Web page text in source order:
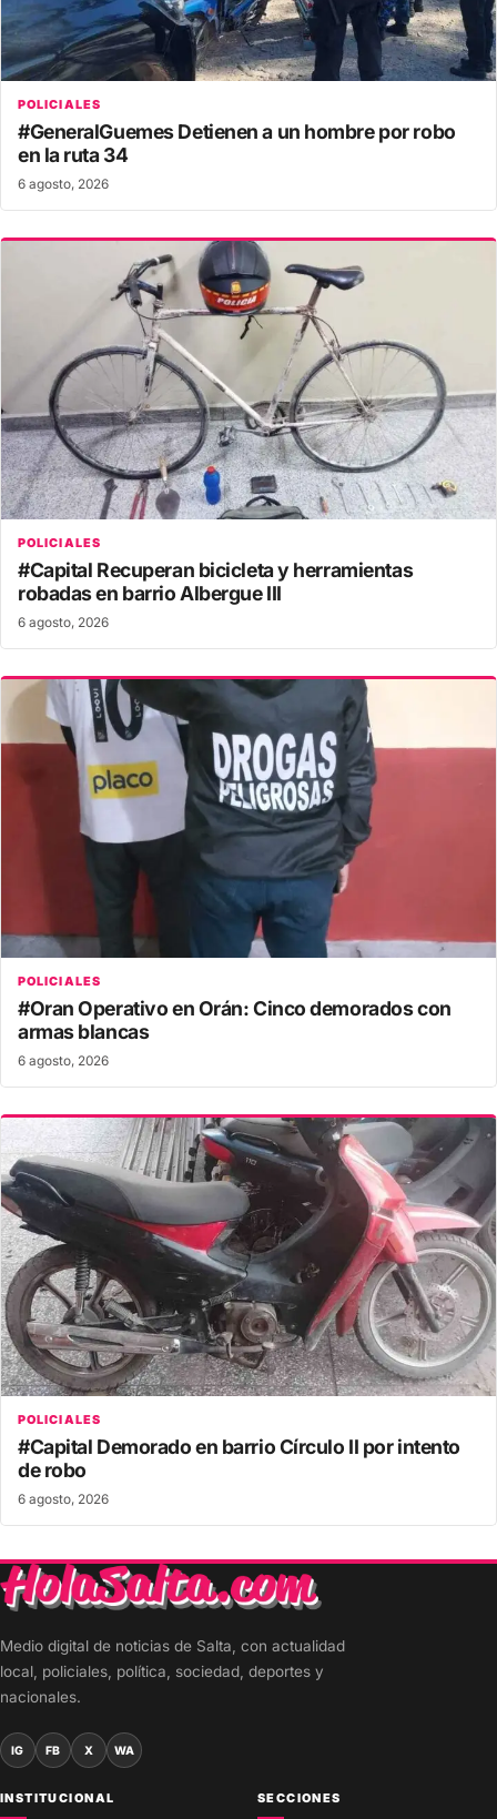
POLICIALES
#GeneralGuemes Detienen a un hombre por robo
en la ruta 34
6 agosto, 2026
POLICIALES
#Capital Recuperan bicicleta y herramientas
robadas en barrio Albergue III
6 agosto, 2026
POLICIALES
#Oran Operativo en Orán: Cinco demorados con
armas blancas
6 agosto, 2026
POLICIALES
#Capital Demorado en barrio Círculo II por intento
de robo
6 agosto, 2026
Medio digital de noticias de Salta, con actualidad
local, policiales, política, sociedad, deportes y
nacionales.
IG FB X WA
INSTITUCIONAL SECCIONES